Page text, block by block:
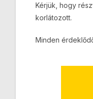
Kérjük, hogy
korlátozott.
Minden